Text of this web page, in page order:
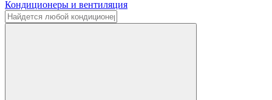
Кондиционеры и вентиляция